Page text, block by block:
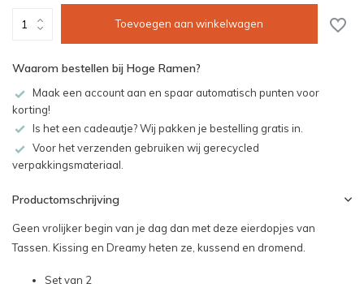
Toevoegen aan winkelwagen
Waarom bestellen bij Hoge Ramen?
Maak een account aan en spaar automatisch punten voor
korting!
Is het een cadeautje? Wij pakken je bestelling gratis in.
Voor het verzenden gebruiken wij gerecycled
verpakkingsmateriaal.
Productomschrijving
Geen vrolijker begin van je dag dan met deze eierdopjes van
Tassen. Kissing en Dreamy heten ze, kussend en dromend.
Set van 2